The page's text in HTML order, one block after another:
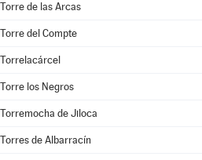
Torre de las Arcas
Torre del Compte
Torrelacárcel
Torre los Negros
Torremocha de Jiloca
Torres de Albarracín